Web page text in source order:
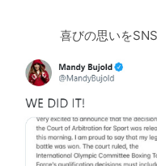
喜びの思いを